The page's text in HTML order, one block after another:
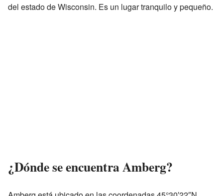
del estado de Wisconsin. Es un lugar tranquilo y pequeño.
¿Dónde se encuentra Amberg?